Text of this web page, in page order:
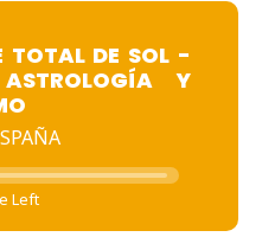
TOTAL DE SOL -
Y
Left